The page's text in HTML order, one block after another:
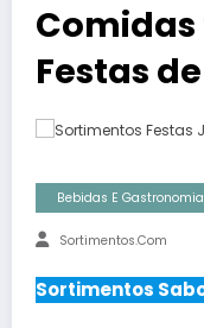
Festas
Bebidas E Gastronomia
Sortimentos.com
Sortimentos